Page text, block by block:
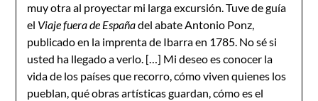
muy otra al proyectar mi larga excursión. Tuve de guía
el Viaje fuera de Españadel abate Antonio Ponz,
publicado en la imprenta de Ibarra en 1785. No sé si
usted ha llegado a verlo. […] Mi deseo es conocer la
vida de los países que recorro, cómo viven quienes los
pueblan, qué obras artísticas guardan, cómo es el